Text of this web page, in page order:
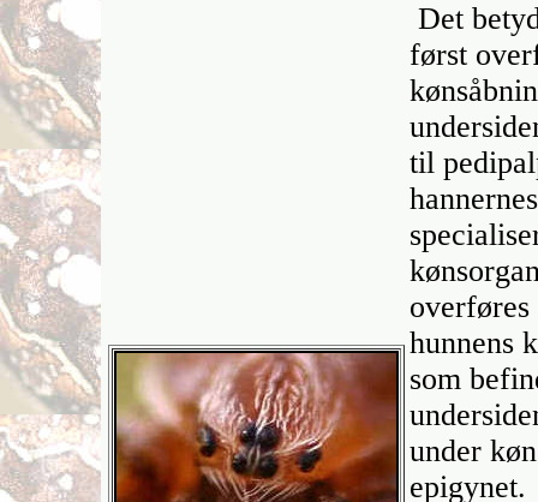
Det
først
til
hunnens
som
under
epigynet.